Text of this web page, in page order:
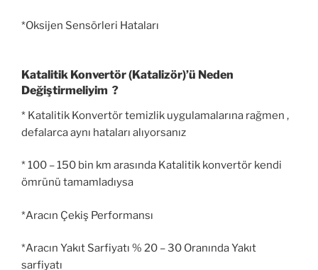
*Oksijen Sensörleri Hataları
Katalitik Konvertör (Katalizör)’ü Neden
Değiştirmeliyim ?
* Katalitik Konvertör temizlik uygulamalarına rağmen ,
defalarca aynı hataları alıyorsanız
* 100 – 150 bin km arasında Katalitik konvertör kendi
ömrünü tamamladıysa
*Aracın Çekiş Performansı
*Aracın Yakıt Sarfiyatı % 20 – 30 Oranında Yakıt
sarfiyatı